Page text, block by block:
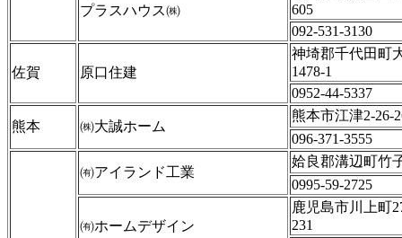
プラスハウス㈱
605
092-531-3130
佐賀 原口住建
神埼郡千代田町
1478-1
0952-44-5337
熊本 ㈱大誠ホーム
熊本市江津2-26-
096-371-3555
㈲アイランド工業
姶良郡溝辺町竹
0995-59-2725
㈲ホームデザイン
鹿児島市川上町
231